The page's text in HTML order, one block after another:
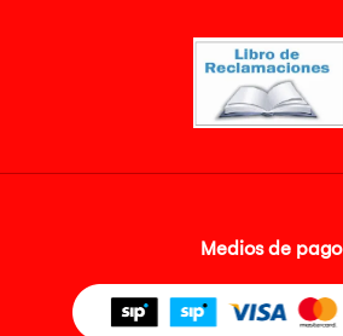
Medios de pago